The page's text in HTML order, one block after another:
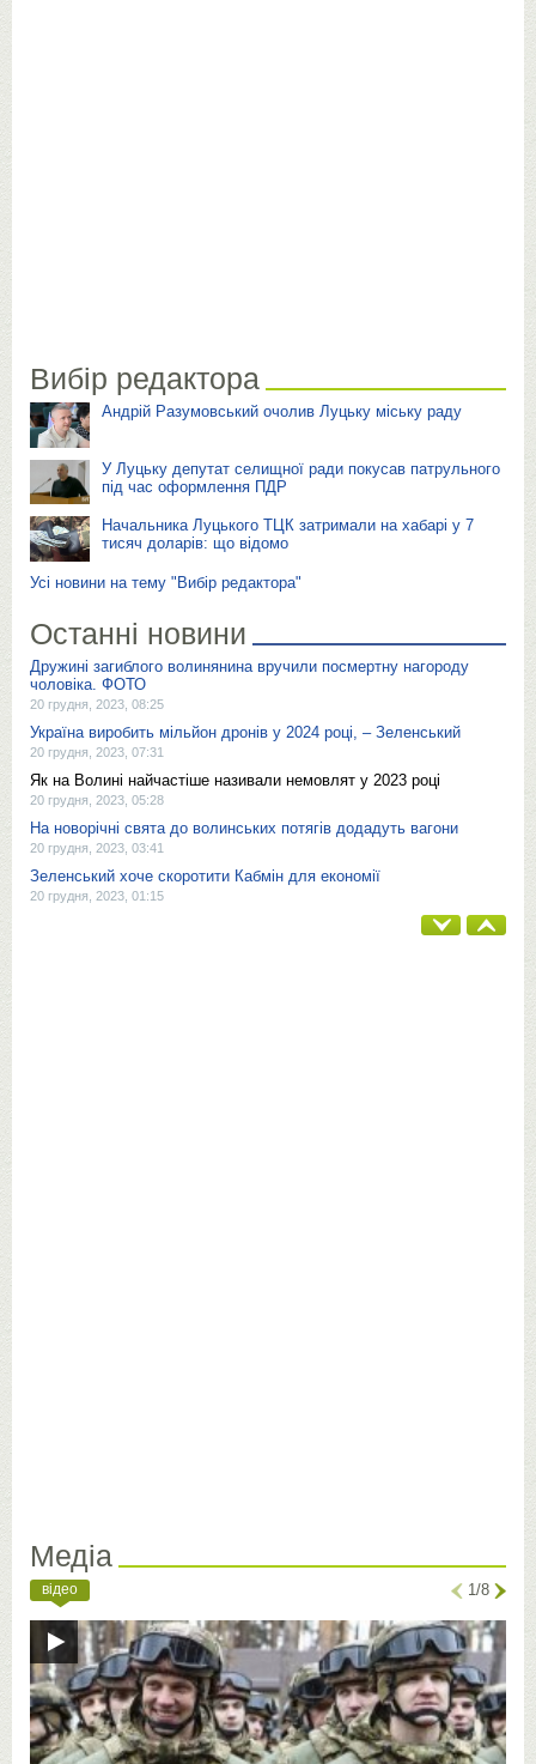
Вибір редактора
Андрій Разумовський очолив Луцьку міську раду
У Луцьку депутат селищної ради покусав патрульного
під час оформлення ПДР
Начальника Луцького ТЦК затримали на хабарі у 7
тисяч доларів: що відомо
Усі новини на тему "Вибір редактора"
Останні новини
Дружині загиблого волинянина вручили посмертну нагороду
чоловіка. ФОТО
20 грудня, 2023, 08:25
Україна виробить мільйон дронів у 2024 році, – Зеленський
20 грудня, 2023, 07:31
Як на Волині найчастіше називали немовлят у 2023 році
20 грудня, 2023, 05:28
На новорічні свята до волинських потягів додадуть вагони
20 грудня, 2023, 03:41
Зеленський хоче скоротити Кабмін для економії
20 грудня, 2023, 01:15
Медіа
відео 1/8